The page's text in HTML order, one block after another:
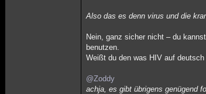
Also das es denn virus und die
Nein, ganz sicher nicht – du
benutzen.
Weißt du den was HIV auf
@Zoddy
achja, es gibt übrigens genügend